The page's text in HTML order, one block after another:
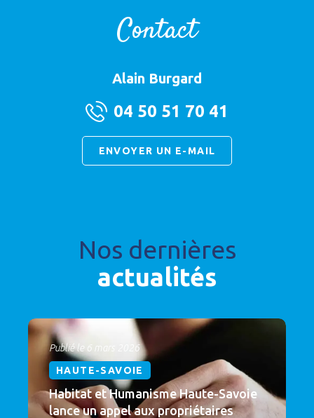
Contact
Alain Burgard
04 50 51 70 41
ENVOYER UN E-MAIL
Nos dernières
actualités
Publié le 6 mars 2026
HAUTE-SAVOIE
Habitat et Humanisme Haute-Savoie
lance un appel aux propriétaires